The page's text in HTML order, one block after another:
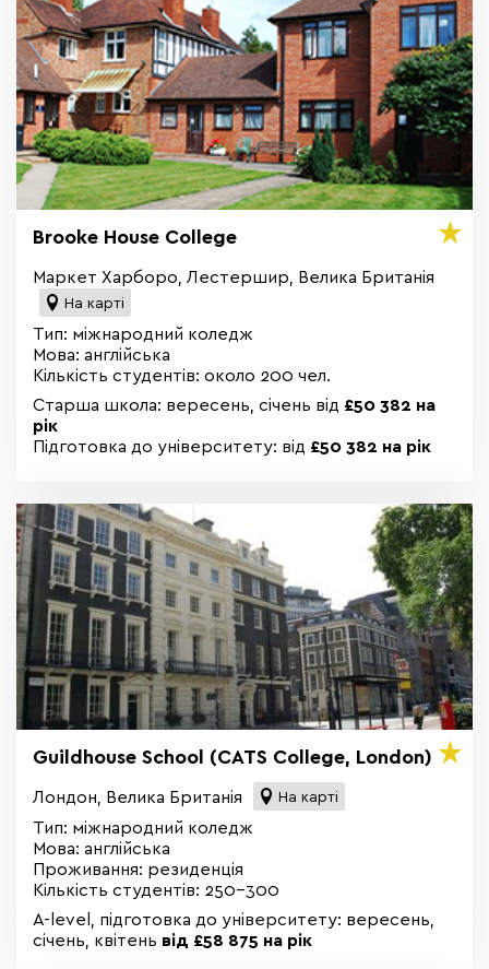
Brooke House College
Маркет Харборо, Лестершир, Велика Британія
На карті
Тип: міжнародний коледж
Мова: англійська
Кількість студентів: около 200 чел.
Старша школа: вересень, січень від £50 382 на
рік
Підготовка до університету: від £50 382 на рік
Guildhouse School (CATS College, London)
Лондон, Велика Британія На карті
Тип: міжнародний коледж
Мова: англійська
Проживання: резиденція
Кількість студентів: 250-300
A-level, підготовка до університету: вересень,
січень, квітень від £58 875 на рік